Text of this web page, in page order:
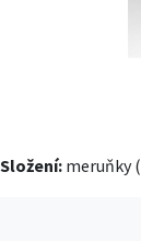
Složení: meruňky